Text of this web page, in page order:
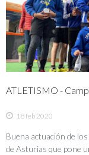
ATLETISMO -
18 feb 2020
Buena actuación de
de Asturias que pone